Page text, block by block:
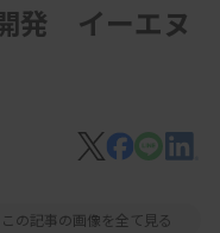
発 イーエヌ
この記事の画像を全て見る